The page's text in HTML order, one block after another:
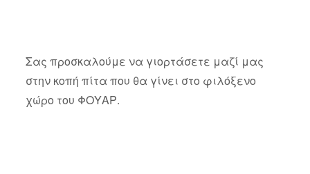
Σας προσκαλούμε να γιορτάσετε μαζί μας
στην κοπή πίτα που θα γίνει στο φιλόξενο
χώρο του ΦΟΥΑΡ.